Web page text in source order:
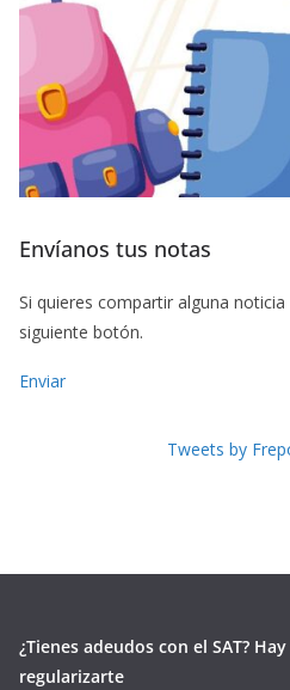
Envíanos tus notas
Si quieres compartir alguna
siguiente botón.
Enviar
Tweets by
¿Tienes adeudos con el SAT?
regularizarte